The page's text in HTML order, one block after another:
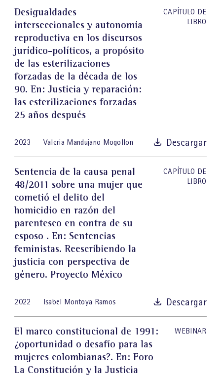
Desigualdades
interseccionales y autonomía
reproductiva en los discursos
jurídico-políticos, a propósito
de las esterilizaciones
forzadas de la década de los
90. En: Justicia y reparación:
las esterilizaciones forzadas
25 años después
CAPÍTULO DE
LIBRO
2023 Valeria Mandujano Mogollon Descargar
Sentencia de la causa penal
48/2011 sobre una mujer que
cometió el delito del
homicidio en razón del
parentesco en contra de su
esposo . En: Sentencias
feministas. Reescribiendo la
justicia con perspectiva de
género. Proyecto México
CAPÍTULO DE
LIBRO
2022 Isabel Montoya Ramos Descargar
El marco constitucional de 1991:
¿oportunidad o desafío para las
mujeres colombianas?. En: Foro
La Constitución y la Justicia
WEBINAR